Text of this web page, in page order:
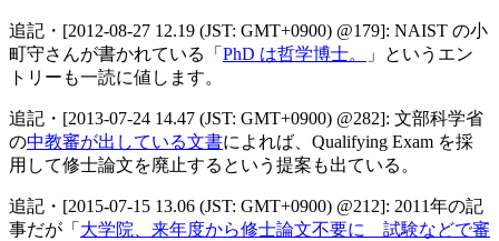
追記・[2012-08-27 12.19 (JST: GMT+0900) @179]: NAIST の小
町守さんが書かれている「 PhD は哲学博士。
」というエン
トリーも一読に値します。
追記・[2013-07-24 14.47 (JST: GMT+0900) @282]: 文部科学省
の中教審が出している文書によれば、Qualifying Exam を採
用して修士論文を廃止するという提案も出ている。
追記・[2015-07-15 13.06 (JST: GMT+0900) @212]: 2011年の記
事だが「 大学院、来年度から修士論文不要に 試験などで審